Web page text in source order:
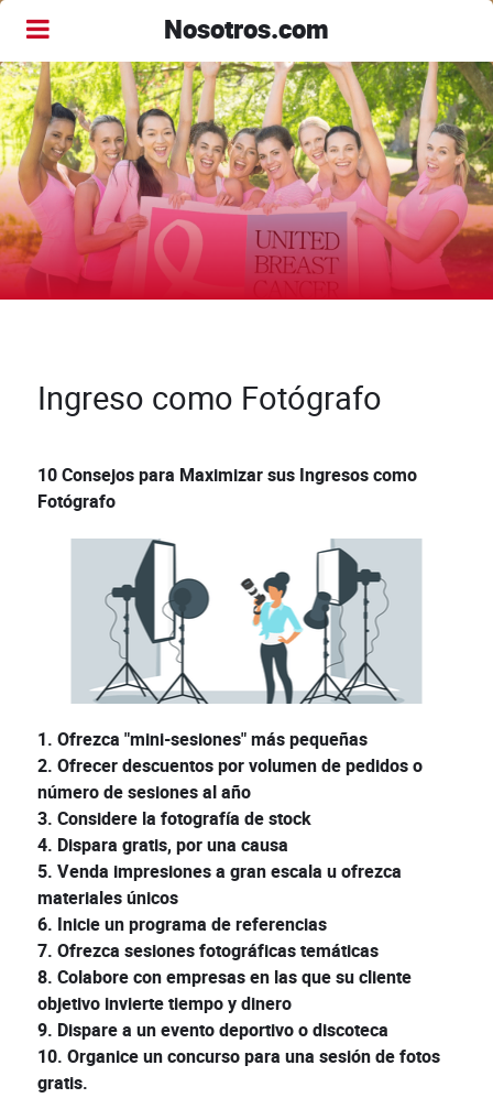
Nosotros.com
Ingreso como Fotógrafo
10 Consejos para Maximizar sus Ingresos como
Fotógrafo
1. Ofrezca "mini-sesiones" más pequeñas
2. Ofrecer descuentos por volumen de pedidos o
número de sesiones al año
3. Considere la fotografía de stock
4. Dispara gratis, por una causa
5. Venda impresiones a gran escala u ofrezca
materiales únicos
6. Inicie un programa de referencias
7. Ofrezca sesiones fotográficas temáticas
8. Colabore con empresas en las que su cliente
objetivo invierte tiempo y dinero
9. Dispare a un evento deportivo o discoteca
10. Organice un concurso para una sesión de fotos
gratis.